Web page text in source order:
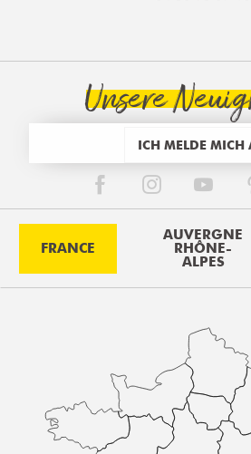
Unsere
ICH MELDE MICH
FRANCE
AUVERGNE
RHÔNE-
ALPES